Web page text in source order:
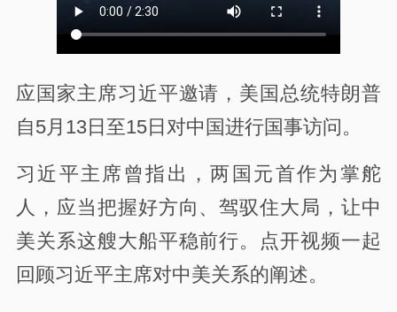
应国家主席习近平邀请，美国总统特朗普
自5月13日至15日对中国进行国事访问。
习近平主席曾指出，两国元首作为掌舵
人，应当把握好方向、驾驭住大局，让中
美关系这艘大船平稳前行。点开视频一起
回顾习近平主席对中美关系的阐述。